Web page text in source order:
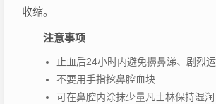
收缩。
注意事项
止血后24小时内避免擤鼻涕、剧烈
不要用手指挖鼻腔血块
可在鼻腔内涂抹少量凡士林保持湿润